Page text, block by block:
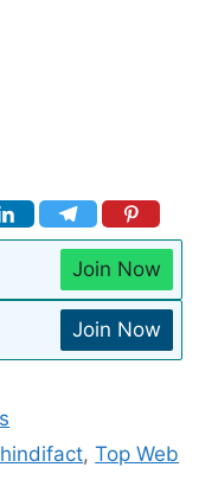
Join Now
Join Now
,Top Web